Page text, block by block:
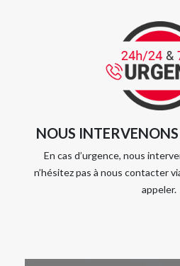
NOUS
En cas d’urgence, nous
n’hésitez pas à nous contacter
appeler.